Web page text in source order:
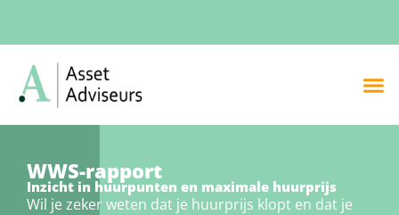
WWS-rapport
Inzicht in huurpunten en maximale huurprijs
Wil je zeker weten dat je huurprijs klopt en dat je